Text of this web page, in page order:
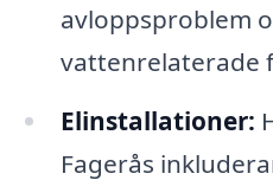
avloppsproblem
vattenrelaterade
Elinstallationer:
Fagerås